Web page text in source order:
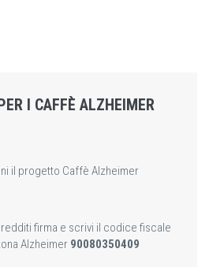
I CAFFÈ ALZHEIMER
il progetto Caffè Alzheimer
firma e scrivi il codice fiscale
Alzheimer 90080350409